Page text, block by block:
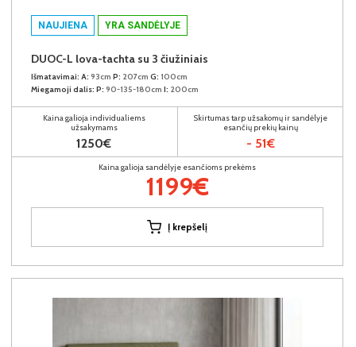
NAUJIENA YRA SANDĖLYJE
DUOC-L lova-tachta su 3 čiužiniais
Išmatavimai: A: 93cm P: 207cm G: 100cm
Miegamoji dalis: P: 90-135-180cm I: 200cm
Kaina galioja individualiems
užsakymams
1250€
Skirtumas tarp užsakomų ir sandėlyje
esančių prekių kainų
- 51€
Kaina galioja sandėlyje esančioms prekėms
1199€
Į krepšelį